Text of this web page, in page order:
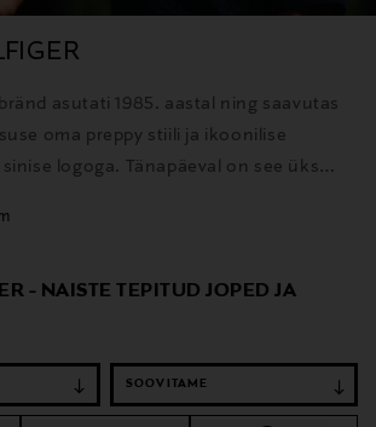
asutati 1985. aastal ning saavutas
oma preppy stiili ja ikoonilise
logoga. Tänapäeval on see üks
- NAISTE TEPITUD JOPED JA